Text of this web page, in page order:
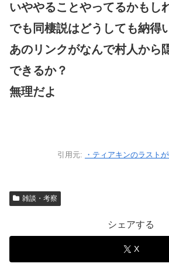
いややることやってるかもし
でも同棲説はどうしても納得
あのリンクがなんで村人から
できるか？
無理だよ
引用元: ・ティアキンのラスト
雑談・考察
シェアする
X